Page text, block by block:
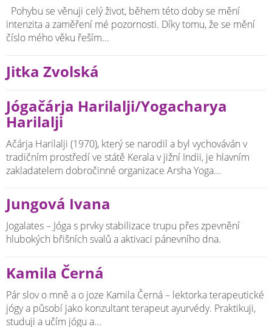
Pohybu se věnuji celý život, během této doby se mění
intenzita a zaměření mé pozornosti. Díky tomu, že se mění
číslo mého věku řeším...
Jitka Zvolská
Jógačárja Harilalji/Yogacharya
Harilalji
Ačárja Harilalji (1970), který se narodil a byl vychováván v
tradičním prostředí ve státě Kerala v jižní Indii, je hlavním
zakladatelem dobročinné organizace Arsha Yoga...
Jungová Ivana
Jogalates – Jóga s prvky stabilizace trupu přes zpevnění
hlubokých břišních svalů a aktivaci pánevního dna.
Kamila Černá
Pár slov o mně a o joze Kamila Černá – lektorka terapeutické
jógy a působí jako konzultant terapeut ayurvédy. Praktikuji,
studuji a učím jógu a...